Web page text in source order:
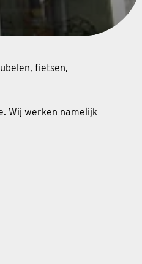
fietsen,
Wij werken namelijk